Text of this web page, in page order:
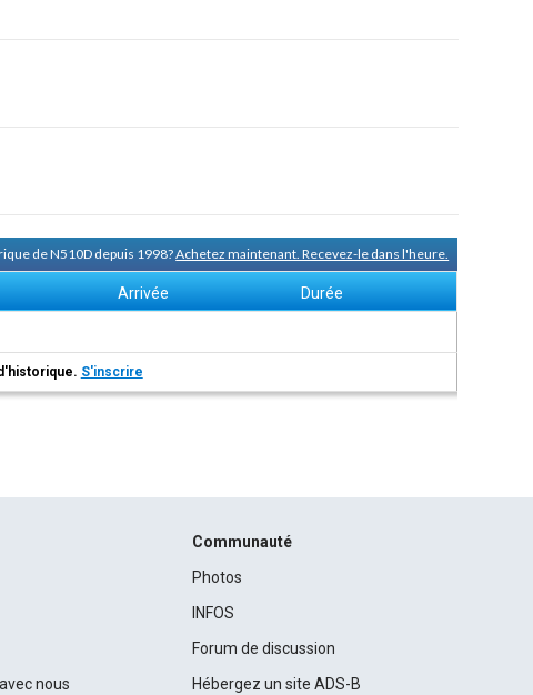
de N510D depuis 1998?Achetez maintenant. Recevez-le dans l'heure.
Arrivée Durée
S'inscrire
nous
Communauté
Photos
INFOS
Forum de discussion
Hébergez un site ADS-B